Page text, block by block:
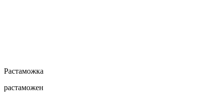
Растаможка
растаможен